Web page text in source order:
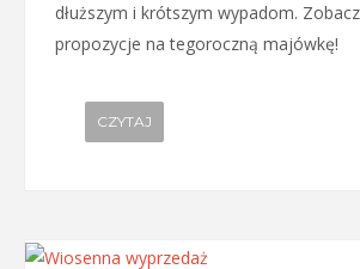
dłuższym i krótszym wypadom.
propozycje na tegoroczną majówkę!
CZYTAJ